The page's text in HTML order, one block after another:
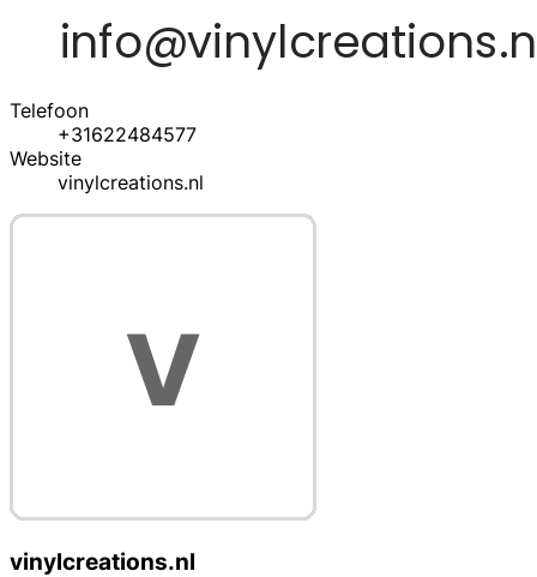
Telefoon
+31622484577
Website
vinylcreations.nl
vinylcreations.nl